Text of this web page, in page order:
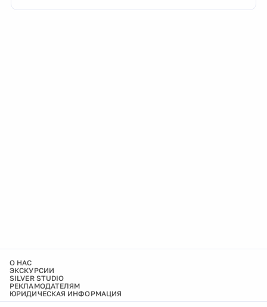
О НАС
ЭКСКУРСИИ
SILVER STUDIO
РЕКЛАМОДАТЕЛЯМ
ЮРИДИЧЕСКАЯ ИНФОРМАЦИЯ